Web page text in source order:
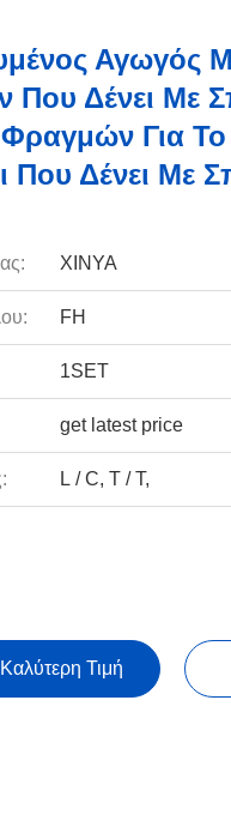
Αγωγός
Που Δένει Με
Φραγμών Για
Που Δένει Με
XINYA
FH
1SET
get latest price
L / C, T / T,
Τιμή